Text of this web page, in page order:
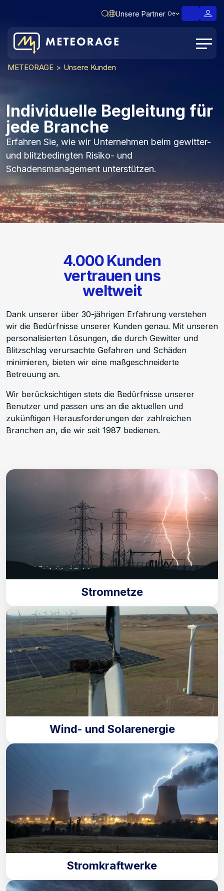
Unsere Partner De
METEORAGE Unsere Kunden
Individuelle Begleitung für
jede Branche
Erfahren Sie, wie wir Unternehmen beim gewitter-
und blitzbedingten Risiko- und
Schadensmanagement unterstützen.
4.000 Kunden
vertrauen uns
weltweit
Dank unserer über 30-jährigen Erfahrung verstehen
wir die Bedürfnisse unserer Kunden genau. Mit unseren
personalisierten Lösungen, die durch Gewitter und
Blitzschlag verursachte Gefahren und Schäden
minimieren, bieten wir eine maßgeschneiderte
Betreuung an.
Wir berücksichtigen stets die Bedürfnisse unserer
Benutzer und passen uns an die aktuellen und
zukünftigen Herausforderungen der zahlreichen
Branchen an, die wir seit 1987 bedienen.
Stromnetze
Wind- und Solarenergie
Stromkraftwerke